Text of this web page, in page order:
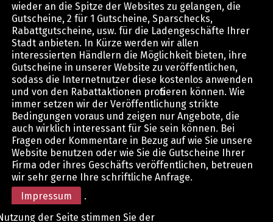
wieder an die Spitze der Websites zu gelangen, die
Gutscheine, 2 für 1 Gutscheine, Sparschecks,
Rabattgutscheine, usw. für die Ladengeschäfte Ihrer
Stadt anbieten. In Kürze werden wir allen
interessierten Händlern die Möglichkeit bieten, ihre
Gutscheine in unserer Website zu veröffentlichen,
sodass die Internetnutzer diese kostenlos anwenden
und von den Rabattaktionen profitieren können. Wie
immer setzen wir der Veröffentlichung strikte
Bedingungen voraus und zeigen nur Angebote, die
auch wirklich interessant für Sie sein können. Bei
Fragen oder Kommentare in Bezug auf wie Sie unsere
Website benutzen oder wie Sie die Gutscheine Ihrer
Firma oder ihres Geschäfts veröffentlichen, betreuen
wir sehr gerne Ihre schriftliche Anfrage.
Impressum
.
der Seite stimmen Sie der